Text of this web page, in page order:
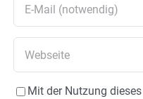
Mit der Nutzung